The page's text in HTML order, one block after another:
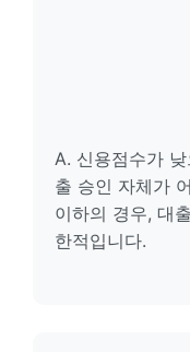
A. 신용점수가
출 승인 자체가
이하의 경우, 대
한적입니다.